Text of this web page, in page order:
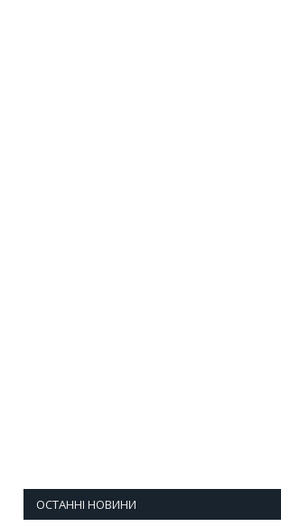
ОСТАННІ НОВИНИ